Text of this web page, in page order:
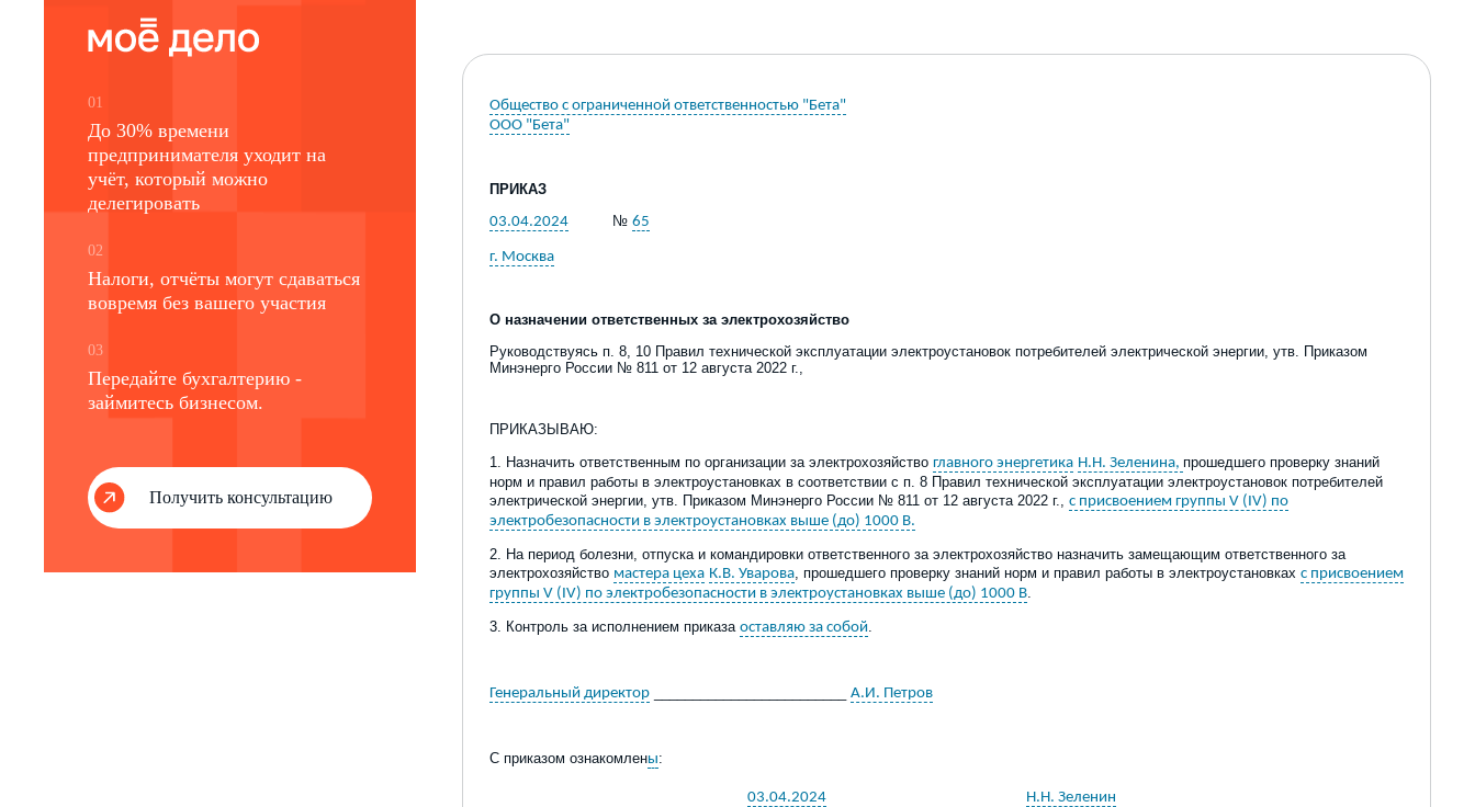
01
До 30% времени
предпринимателя уходит на
учёт, который можно
делегировать
02
Налоги, отчёты могут сдаваться
вовремя без вашего участия
03
Передайте бухгалтерию -
займитесь бизнесом.
Получить консультацию
Общество с ограниченной ответственностью "Бета"
ООО "Бета"
ПРИКАЗ
03.04.2024 № 65
г. Москва
О назначении ответственных за электрохозяйство
Руководствуясь п. 8, 10 Правил технической эксплуатации электроустановок потребителей электрической энергии, утв Приказом
Минэнерго России № 811 от 12 августа 2022 г.
ПРИКАЗЫВАЮ:
1. Назначить ответственным по организации за электрохозяйство главного энергетика Н.Н. Зеленина, прошедшего проверку знаний
норм и правил работы в электроустановках в соответствии с п. 8 Правил технической эксплуатации электроустановок потребителей
электрической энергии, утв Приказом Минэнерго России № 811 от 12 августа 2022 г., с присвоением группы V (IV) по
электробезопасности в электроустановках выше (до) 1000 В.
2
На период болезни, отпуска и командировки ответственного за электрохозяйство назначить замещающим ответственного за
электрохозяйство мастера цеха К.В. Уварова прошедшего проверку знаний норм и правил работы в электроустановках с присвоением
группы V (IV) по электробезопасности в электроустановках выше (до) 1000 В
3. Контроль за исполнением приказа оставляю за собой.
Генеральный директор А.И. Петров
С приказом ознакомлены:
03.04.2024 Н.Н. Зеленин